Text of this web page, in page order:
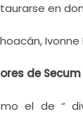
en
de
el de “